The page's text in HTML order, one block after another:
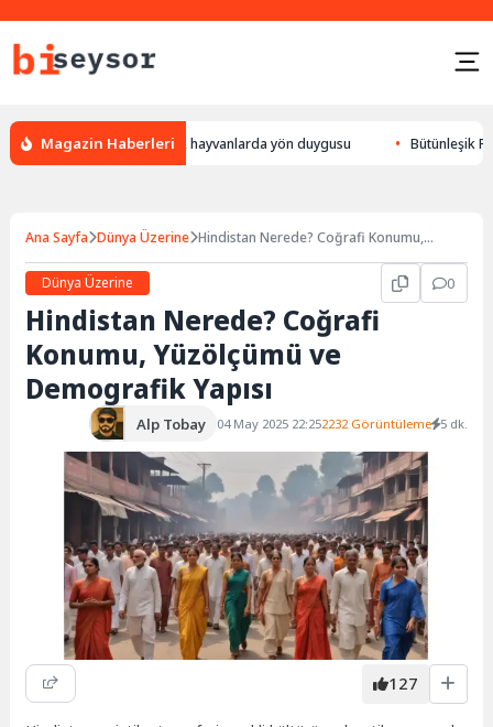
Magazin Haberleri
leylek yön bulması, hayvanlarda yön duygusu Bütünleşik
Ana Sayfa Dünya Üzerine Hindistan Nerede? Coğrafi Konumu,
Dünya Üzerine
0
Hindistan Nerede? Coğrafi
Konumu, Yüzölçümü ve
Demografik Yapısı
Alp Tobay 04 May 2025 22:252232 Görüntüleme 5 dk.
127